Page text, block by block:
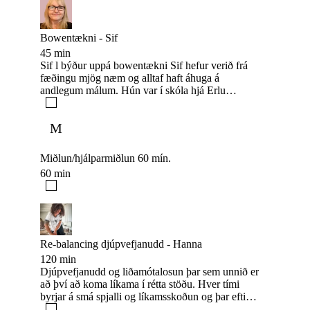
bowentæknir, reikimeistari og englareikiheilari.
Bowentækni - Sif
45 min
Sif l býður uppá bowentækni Sif hefur verið frá
fæðingu mjög næm og alltaf haft áhuga á
andlegum málum. Hún var í skóla hjá Erlu
bowentæknir, reikimeistari og englareikiheilari.
M
Miðlun/hjálparmiðlun 60 mín.
60 min
Re-balancing djúpvefjanudd - Hanna
120 min
Djúpvefjanudd og liðamótalosun þar sem unnið er
að því að koma líkama í rétta stöðu. Hver tími
byrjar á smá spjalli og líkamsskoðun og þar eftir